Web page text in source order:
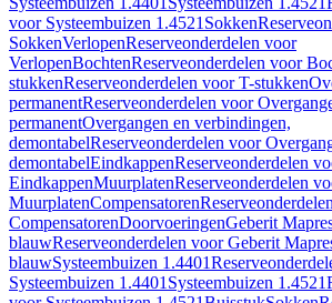
voor Systeembuizen 1.4521 Sokken
SokkenVerlopenReserveonderdelen voor
VerlopenBochtenReserveonderdelen voor
stukkenReserveonderdelen voor T-stukken
permanentReserveonderdelen voor
permanentOvergangen en verbindingen,
demontabelReserveonderdelen voor
demontabelEindkappenReserveonderdelen
EindkappenMuurplatenReserveonderdelen
MuurplatenCompensatoren
CompensatorenDoorvoeringenGeberit
blauwReserveonderdelen voor Geberit
blauwSysteembuizen 1.4401
Systeembuizen 1.4401 Systeembuizen 1.4521